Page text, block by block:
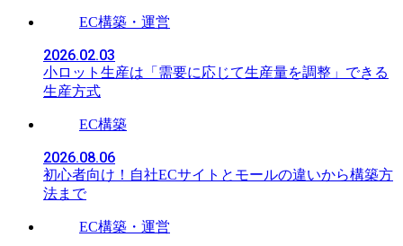
EC構築・運営
2026.02.03
小ロット生産は「需要に応じて生産量を調整」できる
生産方式
EC構築
2026.08.06
初心者向け！自社ECサイトとモールの違いから構築方
法まで
EC構築・運営